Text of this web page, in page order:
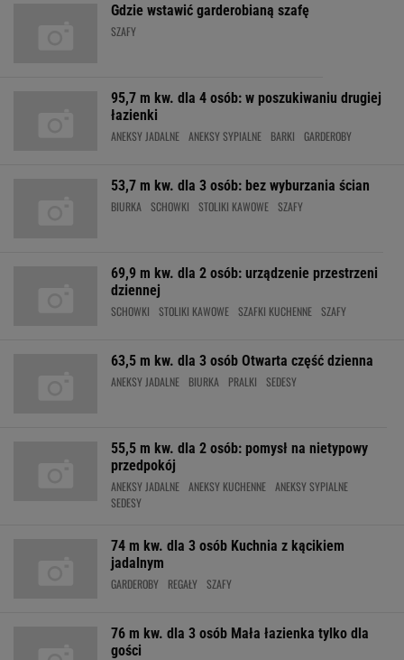
Gdzie wstawić garderobianą szafę
SZAFY
95,7 m kw. dla 4 osób: w poszukiwaniu drugiej
łazienki
ANEKSY JADALNE ANEKSY SYPIALNE BARKI GARDEROBY
53,7 m kw. dla 3 osób: bez wyburzania ścian
BIURKA SCHOWKI STOLIKI KAWOWE SZAFY
69,9 m kw. dla 2 osób: urządzenie przestrzeni
dziennej
SCHOWKI STOLIKI KAWOWE SZAFKI KUCHENNE SZAFY
63,5 m kw. dla 3 osób Otwarta część dzienna
ANEKSY JADALNE BIURKA PRALKI SEDESY
55,5 m kw. dla 2 osób: pomysł na nietypowy
przedpokój
ANEKSY JADALNE ANEKSY KUCHENNE ANEKSY SYPIALNE
SEDESY
74 m kw. dla 3 osób Kuchnia z kącikiem
jadalnym
GARDEROBY REGAŁY SZAFY
76 m kw. dla 3 osób Mała łazienka tylko dla
gości